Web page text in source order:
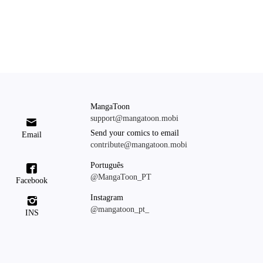

Email
MangaToon
support@mangatoon.mobi
Send your comics to email
contribute@mangatoon.mobi

Facebook
Português
@MangaToon_PT

INS
Instagram
@mangatoon_pt_